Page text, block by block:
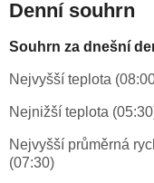
Denní souhrn
Souhrn za dnešní
Nejvyšší teplota
Nejnižší teplota
Nejvyšší průměrná
(07:30)